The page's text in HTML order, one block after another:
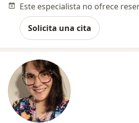
Solicita una cita